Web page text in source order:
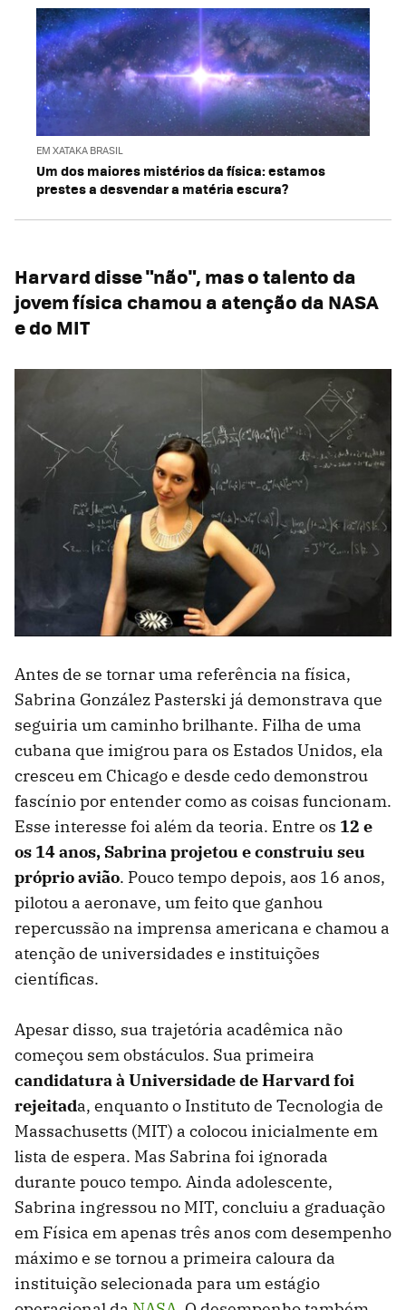
EM XATAKA BRASIL
Um dos maiores mistérios da física: estamos
prestes a desvendar a matéria escura?
Harvard disse "não", mas o talento da
jovem física chamou a atenção da NASA
e do MIT
Antes de se tornar uma referência na física,
Sabrina González Pasterski já demonstrava que
seguiria um caminho brilhante. Filha de uma
cubana que imigrou para os Estados Unidos, ela
cresceu em Chicago e desde cedo demonstrou
fascínio por entender como as coisas funcionam.
Esse interesse foi além da teoria. Entre os 12 e
os 14 anos, Sabrina projetou e construiu seu
próprio avião. Pouco tempo depois, aos 16 anos,
pilotou a aeronave, um feito que ganhou
repercussão na imprensa americana e chamou a
atenção de universidades e instituições
científicas.
Apesar disso, sua trajetória acadêmica não
começou sem obstáculos. Sua primeira
candidatura à Universidade de Harvard foi
rejeitada, enquanto o Instituto de Tecnologia de
Massachusetts (MIT) a colocou inicialmente em
lista de espera. Mas Sabrina foi ignorada
durante pouco tempo. Ainda adolescente,
Sabrina ingressou no MIT, concluiu a graduação
em Física em apenas três anos com desempenho
máximo e se tornou a primeira caloura da
instituição selecionada para um estágio